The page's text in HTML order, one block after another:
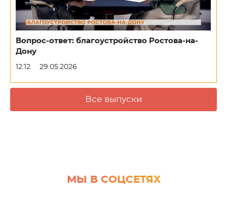
Вопрос-ответ: благоустройство Ростова-на-
Дону
12:12 29.05.2026
Все выпуски
МЫ В СОЦСЕТЯХ